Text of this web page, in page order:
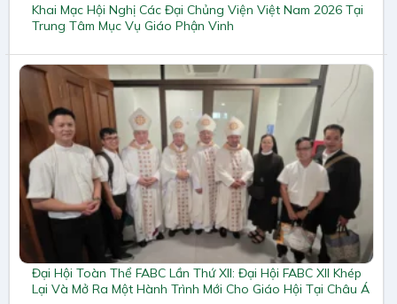
Khai Mạc Hội Nghị Các Đại Chủng Viện Việt Nam 2026 Tại
Trung Tâm Mục Vụ Giáo Phận Vinh
Đại Hội Toàn Thể FABC Lần Thứ XII: Đại Hội FABC XII Khép
Lại Và Mở Ra Một Hành Trình Mới Cho Giáo Hội Tại Châu Á